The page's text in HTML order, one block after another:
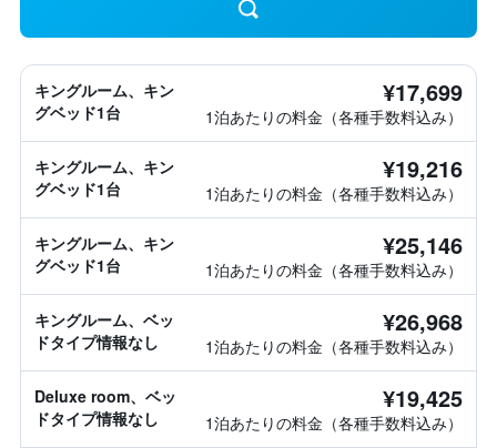
キングルーム、キン
グベッド1台
¥17,699
1泊あたりの料金（各種手数料込み）
キングルーム、キン
グベッド1台
¥19,216
1泊あたりの料金（各種手数料込み）
キングルーム、キン
グベッド1台
¥25,146
1泊あたりの料金（各種手数料込み）
キングルーム、ベッ
ドタイプ情報なし
¥26,968
1泊あたりの料金（各種手数料込み）
Deluxe room、ベッ
ドタイプ情報なし
¥19,425
1泊あたりの料金（各種手数料込み）